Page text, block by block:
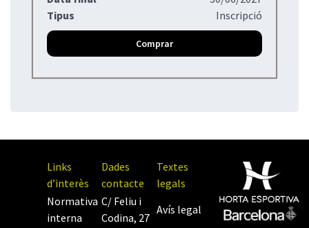
Tipus
Inscripció
Comprar
Links
d’interès
Dades
contacte
Textes
legals
Normativa
interna
C/ Feliu i
Codina, 27
Avís legal